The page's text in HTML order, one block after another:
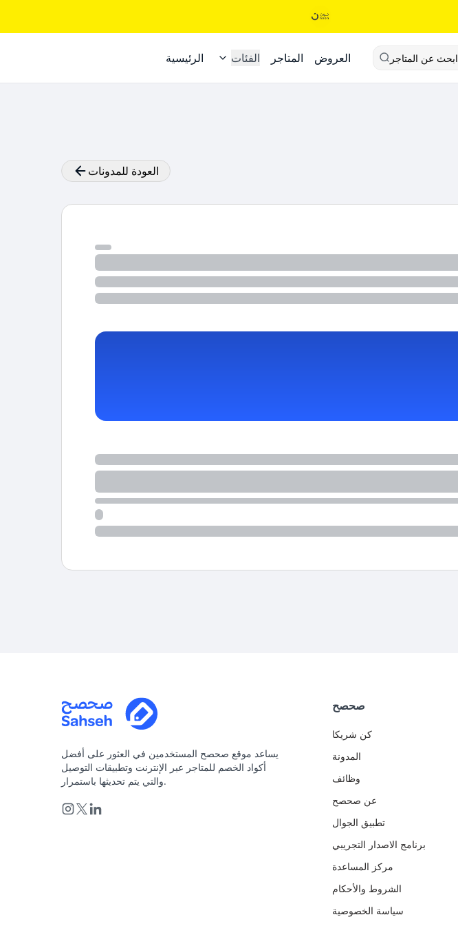
الرئيسية الفئات المتاجر العروض ابحث عن المتاجر
العودة للمدونات
يساعد موقع صحصح المستخدمين في العثور على أفضل
أكواد الخصم للمتاجر عبر الإنترنت وتطبيقات التوصيل
والتي يتم تحديثها باستمرار.
صحصح
كن شريكا
المدونة
وظائف
عن صحصح
تطبيق الجوال
برنامج الاصدار التجريبي
مركز المساعدة
الشروط والأحكام
سياسة الخصوصية